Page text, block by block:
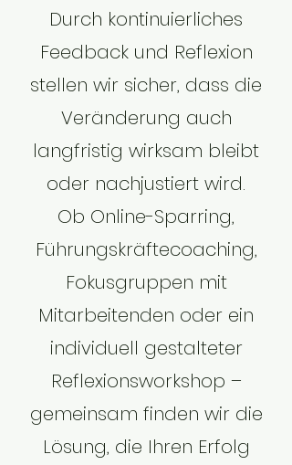
Durch kontinuierliches
Feedback und Reflexion
stellen wir sicher, dass die
Veränderung auch
langfristig wirksam bleibt
oder nachjustiert wird.
Ob Online-Sparring,
Führungskräftecoaching,
Fokusgruppen mit
Mitarbeitenden oder ein
individuell gestalteter
Reflexionsworkshop –
gemeinsam finden wir die
Lösung, die Ihren Erfolg